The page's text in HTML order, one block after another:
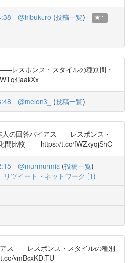
@hibukuro (投稿一覧) 1
レスポンス・スタイルの種別間・
@melon3_ (投稿一覧)
人の回答バイアス――レスポンス・
間比較―― https://t.co/fWZxyqjShC
@murmurmia (投稿一覧)
リツイート・ネットワーク (1)
ス――レスポンス・スタイルの種別
vmBcxKDtTU